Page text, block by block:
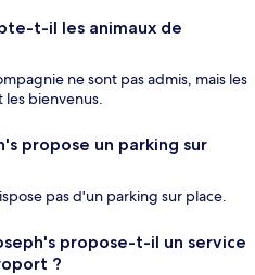
t-il les animaux de
ne sont pas admis, mais les
les bienvenus.
propose un parking sur
pas d'un parking sur place.
propose-t-il un service
?